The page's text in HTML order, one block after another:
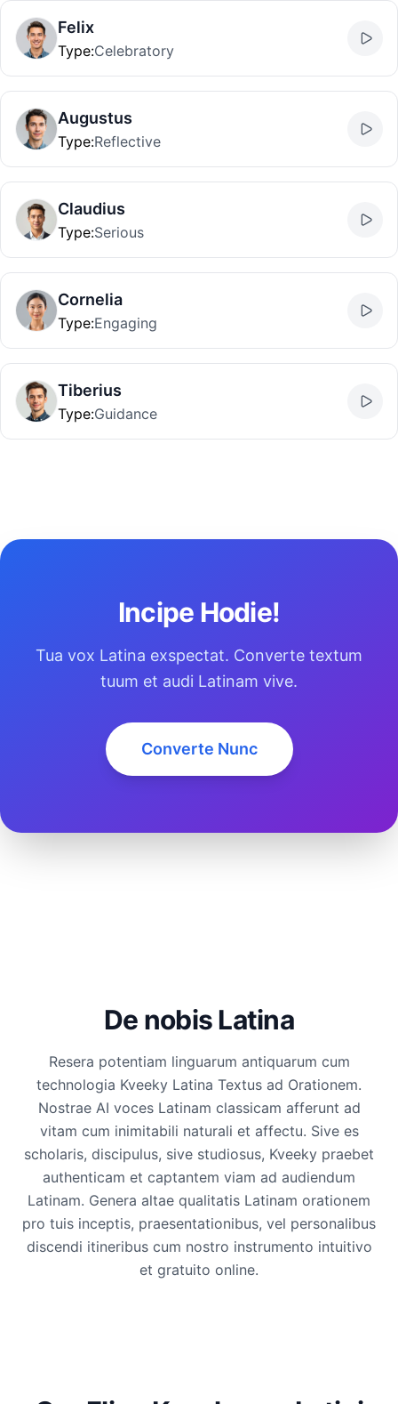
Felix
Type:Celebratory
Augustus
Type:Reflective
Claudius
Type:Serious
Cornelia
Type:Engaging
Tiberius
Type:Guidance
Incipe Hodie!
Tua vox Latina exspectat. Converte textum
tuum et audi Latinam vive.
Converte Nunc
De nobis Latina
Resera potentiam linguarum antiquarum cum
technologia Kveeky Latina Textus ad Orationem.
Nostrae AI voces Latinam classicam afferunt ad
vitam cum inimitabili naturali et affectu. Sive es
scholaris, discipulus, sive studiosus, Kveeky praebet
authenticam et captantem viam ad audiendum
Latinam. Genera altae qualitatis Latinam orationem
pro tuis inceptis, praesentationibus, vel personalibus
discendi itineribus cum nostro instrumento intuitivo
et gratuito online.